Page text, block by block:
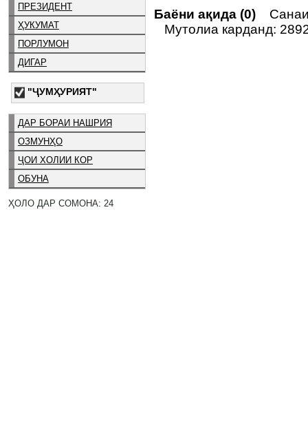
ПРЕЗИДЕНТ
ҲУКУМАТ
ПОРЛУМОН
ДИГАР
"ҶУМҲУРИЯТ"
ДАР БОРАИ НАШРИЯ
ОЗМУНҲО
ҶОИ ХОЛИИ КОР
ОБУНА
ҲОЛО ДАР СОМОНА: 24
Баёни ақида (0)
Мутолиа карданд: